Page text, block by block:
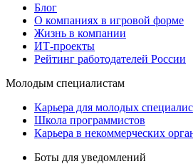
Блог
О компаниях в игровой форме
Жизнь в компании
ИТ-проекты
Рейтинг работодателей России
Молодым специалистам
Карьера для молодых
Школа программистов
Карьера в некоммерческих
Боты для уведомлений